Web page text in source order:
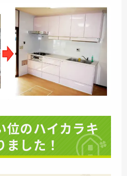
位のハイカラキ
した！